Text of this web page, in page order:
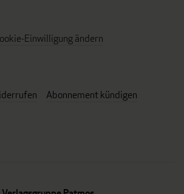
Einwilligung ändern
Abonnement kündigen